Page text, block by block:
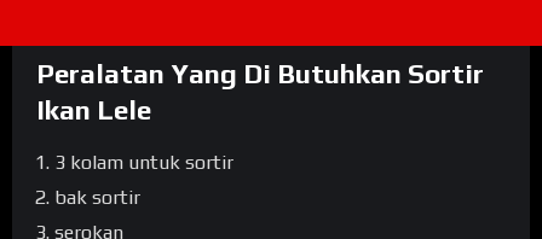
Peralatan Yang Di Butuhkan Sortir
Ikan Lele
3 kolam untuk sortir
bak sortir
serokan